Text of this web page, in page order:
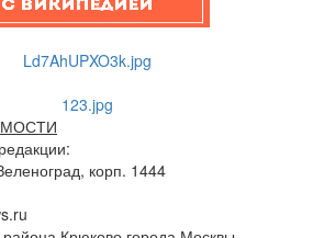
корп. 1444